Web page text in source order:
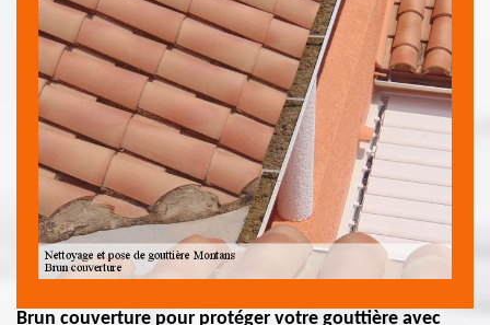
Brun couverture pour protéger votre gouttière avec